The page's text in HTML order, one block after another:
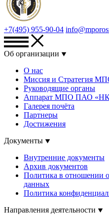
+7(495) 955-90-04
Об организации
О нас
Миссия и Стратегия
Руководящие органы
Аппарат МПО ПАО «НК
Галерея почёта
Партнеры
Достижения
Документы
Внутренние документы
Архив документов
Политика в отношении
данных
Политика
Направления деятельности